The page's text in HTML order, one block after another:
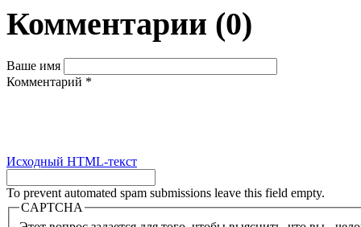
Комментарии (0)
Ваше имя
Комментарий *
Исходный HTML-текст
To prevent automated spam submissions leave this field empty.
CAPTCHA